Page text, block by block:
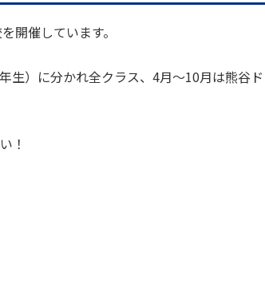
開催しています。
生）に分かれ全クラス、4月～10月は熊谷ド
！